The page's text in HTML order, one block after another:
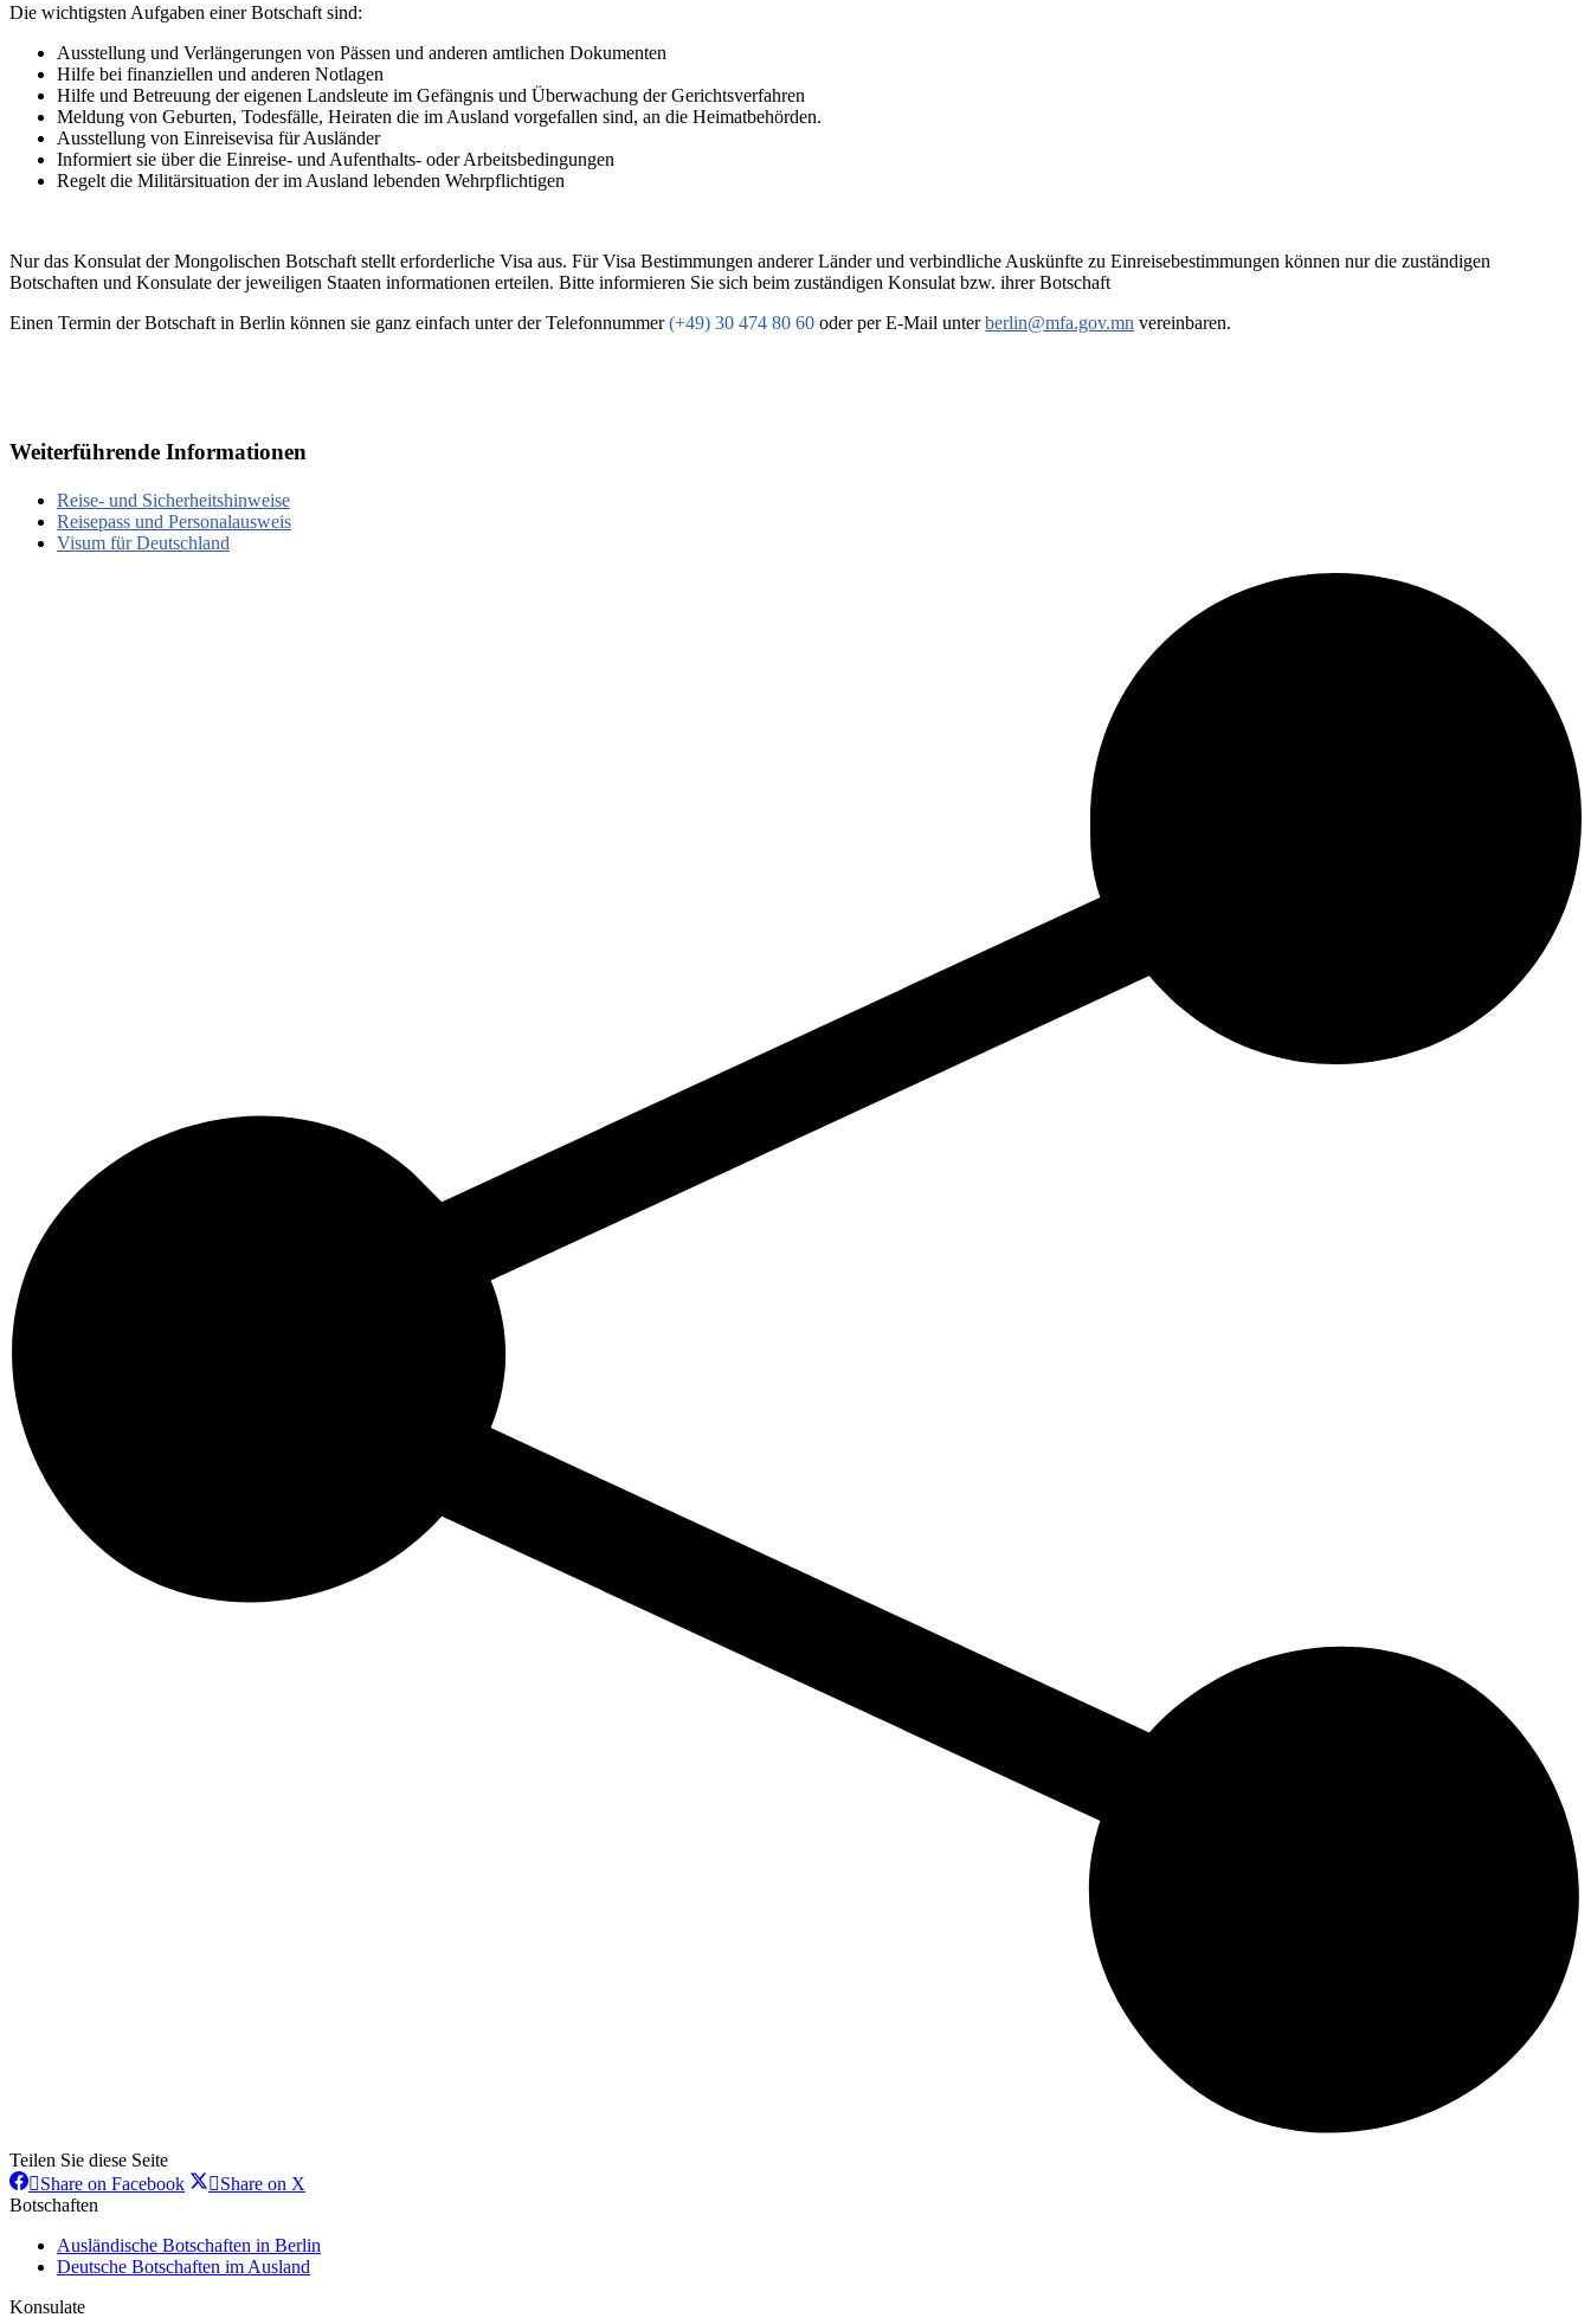
Die wichtigsten Aufgaben einer Botschaft sind:
Ausstellung und Verlängerungen von Pässen und anderen amtlichen Dokumenten
Hilfe bei finanziellen und anderen Notlagen
Hilfe und Betreuung der eigenen Landsleute im Gefängnis und Überwachung der Gerichtsverfahren
Meldung von Geburten, Todesfälle, Heiraten die im Ausland vorgefallen sind, an die Heimatbehörden.
Ausstellung von Einreisevisa für Ausländer
Informiert sie über die Einreise- und Aufenthalts- oder Arbeitsbedingungen
Regelt die Militärsituation der im Ausland lebenden Wehrpflichtigen
Nur das Konsulat der Mongolischen Botschaft stellt erforderliche Visa aus. Für Visa Bestimmungen anderer Länder und verbindliche Auskünfte zu Einreisebestimmungen können nur die zuständigen
Botschaften und Konsulate der jeweiligen Staaten informationen erteilen. Bitte informieren Sie sich beim zuständigen Konsulat bzw. ihrer Botschaft
Einen Termin der Botschaft in Berlin können sie ganz einfach unter der Telefonnummer(+49) 30 474 80 60 oder per E-Mail unterberlin@mfa.gov.mn vereinbaren.
Weiterführende Informationen
Reise- und Sicherheitshinweise
Reisepass und Personalausweis
Visum für Deutschland
Teilen Sie diese Seite
Share on FacebookShareShare on X
Botschaften
Ausländische Botschaften in Berlin
Deutsche Botschaften im Ausland
Konsulate